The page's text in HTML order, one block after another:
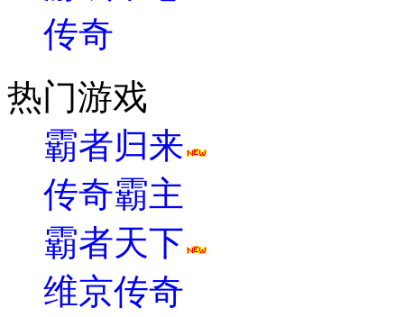
传奇
热门游戏
霸者归来
传奇霸主
霸者天下
维京传奇